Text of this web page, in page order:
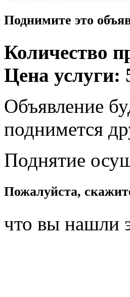
Поднимите это
Количество
Цена услуги:
Объявление
поднимется
Поднятие
Пожалуйста,
что вы нашли